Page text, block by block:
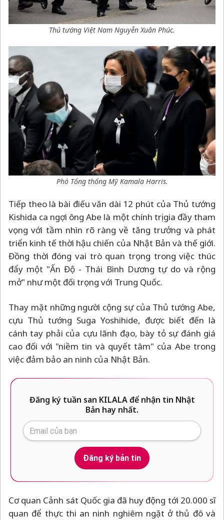
Thủ tướng Việt Nam Nguyễn Xuân Phúc.
Phó Tổng thống Mỹ Kamala Harris.
Tiếp theo là bài điếu văn dài 12 phút của Thủ tướng
Kishida ca ngợi ông Abe là một chính trị gia đầy tham
vọng với tầm nhìn rõ ràng về tăng trưởng và phát
triển kinh tế thời hậu chiến của Nhật Bản và thế giới.
Đồng thời đóng vai trò quan trọng trong việc thúc
đẩy một "Ấn Độ - Thái Bình Dương tự do và rộng
mở" như một đối trọng với Trung Quốc.
Thay mặt những người cộng sự của Thủ tướng Abe,
cựu Thủ tướng Suga Yoshihide, được biết đến là
cánh tay phải của cựu lãnh đạo, bày tỏ sự đánh giá
cao đối với "niềm tin và quyết tâm" của Abe trong
việc đảm bảo an ninh của Nhật Bản.
Đăng ký tuần san KILALA để nhận tin Nhật
Bản hay nhất.
Đăng ký bản tin
Cơ quan Cảnh sát Quốc gia đã huy động tới 20.000 sĩ
quan để thực thi an ninh nghiêm ngặt ở thủ đô và